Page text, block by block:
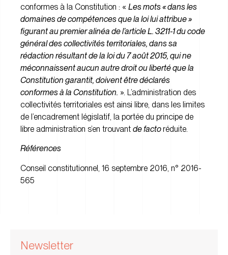
conformes à la Constitution : « Les mots « dans les
domaines de compétences que la loi lui attribue »
figurant au premier alinéa de l’article L. 3211-1 du code
général des collectivités territoriales, dans sa
rédaction résultant de la loi du 7 août 2015, qui ne
méconnaissent aucun autre droit ou liberté que la
Constitution garantit, doivent être déclarés
conformes à la Constitution. ». L’administration des
collectivités territoriales est ainsi libre, dans les limites
de l’encadrement législatif, la portée du principe de
libre administration s’en trouvant de factoréduite.
Références
Conseil constitutionnel, 16 septembre 2016, n° 2016-
565
Newsletter